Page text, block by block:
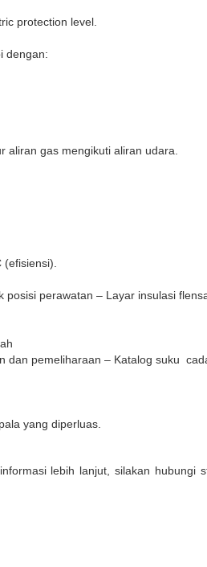
protection level.
dengan:
aliran gas mengikuti aliran udara.
(efisiensi).
perawatan – Layar insulasi
dan pemeliharaan – Katalog suku
yang diperluas.
lebih lanjut, silakan hubungi